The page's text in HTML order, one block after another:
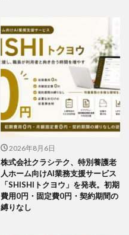
2026年8月6日
株式会社クラシテク、特別養護老
人ホーム向けAI業務支援サービス
「SHISHIトクヨウ」を発表。初期
費用0円・固定費0円・契約期間の
縛りなし